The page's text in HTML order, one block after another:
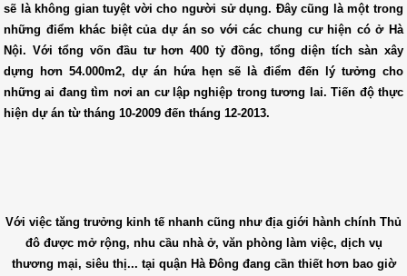
sẽ là không gian tuyệt vời cho người sử dụng. Đây cũng là một trong
những điểm khác biệt của dự án so với các chung cư hiện có ở Hà
Nội. Với tổng vốn đầu tư hơn 400 tỷ đồng, tổng diện tích sàn xây
dựng hơn 54.000m2, dự án hứa hẹn sẽ là điểm đến lý tưởng cho
những ai đang tìm nơi an cư lập nghiệp trong tương lai. Tiến độ thực
hiện dự án từ tháng 10-2009 đến tháng 12-2013.
Với việc tăng trưởng kinh tế nhanh cũng như địa giới hành chính Thủ
đô được mở rộng, nhu cầu nhà ở, văn phòng làm việc, dịch vụ
thương mại, siêu thị... tại quận Hà Đông đang cần thiết hơn bao giờ